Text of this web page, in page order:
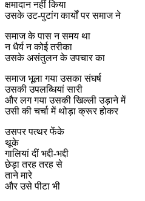
क्षमादान नहीं किया
उसके उट-पुटांग कार्यों पर समाज ने
समाज के पास न समय था
न धैर्य न कोई तरीका
उसके असंतुलन के उपचार का
समाज भूला गया उसका संघर्ष
उसकी उपलब्धियां सारी
और लग गया उसकी खिल्ली उड़ाने में
उसी की चर्चा में थोड़ा क्रूर होकर
उसपर पत्थर फेंके
थूके
गालियां दीं भद्दी-भद्दी
छेड़ा तरह तरह से
ताने मारे
और उसे पीटा भी